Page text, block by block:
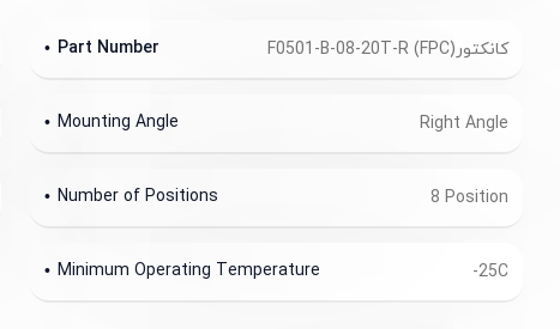
کانکتور(FPC) F0501-B-08-20T-R Part Number
Right Angle
Mounting Angle
8 Position
Number of Positions
-25C
Minimum Operating Temperature